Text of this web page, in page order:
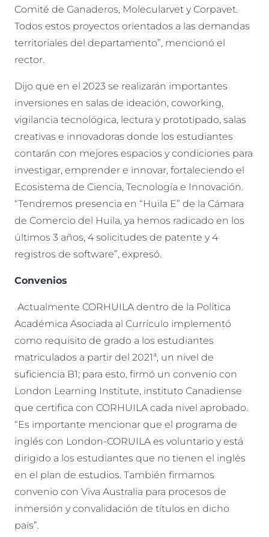
Comité de Ganaderos, Molecularvet y Corpavet.
Todos estos proyectos orientados a las demandas
territoriales del departamento”, mencionó el
rector.
Dijo que en el 2023 se realizarán importantes
inversiones en salas de ideación, coworking,
vigilancia tecnológica, lectura y prototipado, salas
creativas e innovadoras donde los estudiantes
contarán con mejores espacios y condiciones para
investigar, emprender e innovar, fortaleciendo el
Ecosistema de Ciencia, Tecnología e Innovación.
“Tendremos presencia en “Huila E” de la Cámara
de Comercio del Huila, ya hemos radicado en los
últimos 3 años, 4 solicitudes de patente y 4
registros de software”, expresó.
Convenios
Actualmente CORHUILA dentro de la Política
Académica Asociada al Currículo implementó
como requisito de grado a los estudiantes
matriculados a partir del 2021ª, un nivel de
suficiencia B1; para esto, firmó un convenio con
London Learning Institute, instituto Canadiense
que certifica con CORHUILA cada nivel aprobado.
“Es importante mencionar que el programa de
inglés con London-CORUILA es voluntario y está
dirigido a los estudiantes que no tienen el inglés
en el plan de estudios. También firmamos
convenio con Viva Australia para procesos de
inmersión y convalidación de títulos en dicho
país”.